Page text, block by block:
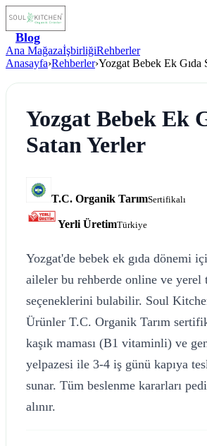
Blog
Ana MağazaİşbirliğiRehberler
Anasayfa›Rehberler›Yozgat Bebek Ek Gıda
Yozgat Bebek Ek
Satan Yerler
T.C. Organik TarımSertifikalı
Yerli ÜretimTürkiye
Yozgat'de bebek ek gıda dönemi
aileler bu rehberde online ve yerel
seçeneklerini bulabilir. Soul
Ürünler T.C. Organik Tarım
kaşık maması (B1 vitaminli) ve
yelpazesi ile 3-4 iş günü kapıya
sunar. Tüm beslenme kararları
alınır.